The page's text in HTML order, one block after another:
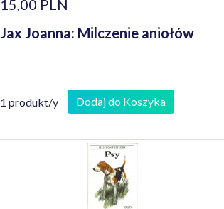
15,00 PLN
Jax Joanna: Milczenie aniołów
1 produkt/y Dodaj do Koszyka